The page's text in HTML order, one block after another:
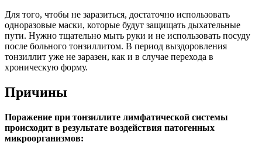
Для того, чтобы не заразиться, достаточно использовать
одноразовые маски, которые будут защищать дыхательные
пути. Нужно тщательно мыть руки и не использовать посуду
после больного тонзиллитом. В период выздоровления
тонзиллит уже не заразен, как и в случае перехода в
хроническую форму.
Причины
Поражение при тонзиллите лимфатической системы
происходит в результате воздействия патогенных
микроорганизмов: